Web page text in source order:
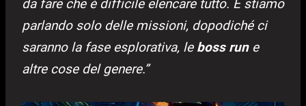
da fare che è difficile elencare tutto. E stiamo
parlando solo delle missioni, dopodiché ci
saranno la fase esplorativa, le boss rune
altre cose del genere.”